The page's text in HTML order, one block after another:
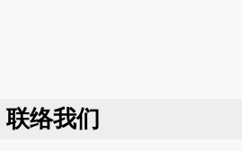
联络我们